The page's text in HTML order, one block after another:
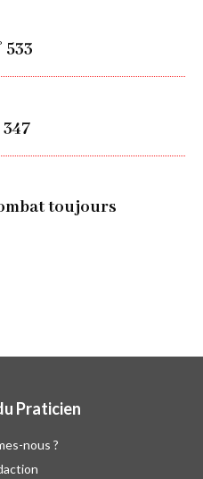
533
toujours
Praticien
nous ?